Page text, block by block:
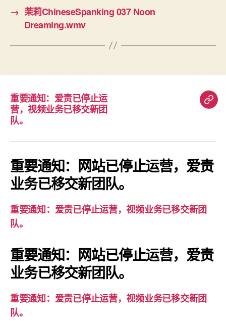
→ 茉莉ChineseSpanking 037 Noon
Dreaming.wmv
重要通知：爱责已停止运
营，视频业务已移交新团
队。
重
知：
爱
责
视
重要通知：网站已停止运营，爱责
业务已移交新团队。
重要通知：爱责已停止运营，视频业务已移交新团
队。
重要通知：网站已停止运营，爱责
业务已移交新团队。
重要通知：爱责已停止运营，视频业务已移交新团
队。